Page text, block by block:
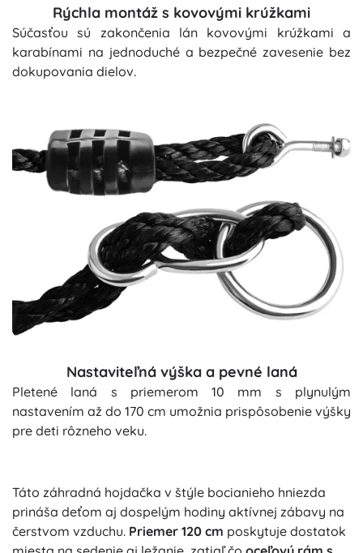
Rýchla montáž s kovovými krúžkami
Súčasťou sú zakončenia lán kovovými krúžkami a
karabínami na jednoduché a bezpečné zavesenie bez
dokupovania dielov.
Nastaviteľná výška a pevné laná
Pletené laná s priemerom 10 mm s plynulým
nastavením až do 170 cm umožnia prispôsobenie výšky
pre deti rôzneho veku.
Táto záhradná hojdačka v štýle bocianieho hniezda
prináša deťom aj dospelým hodiny aktívnej zábavy na
čerstvom vzduchu. Priemer 120 cm poskytuje dostatok